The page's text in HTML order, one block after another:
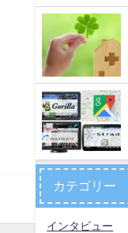
カテゴリー
インタビュー